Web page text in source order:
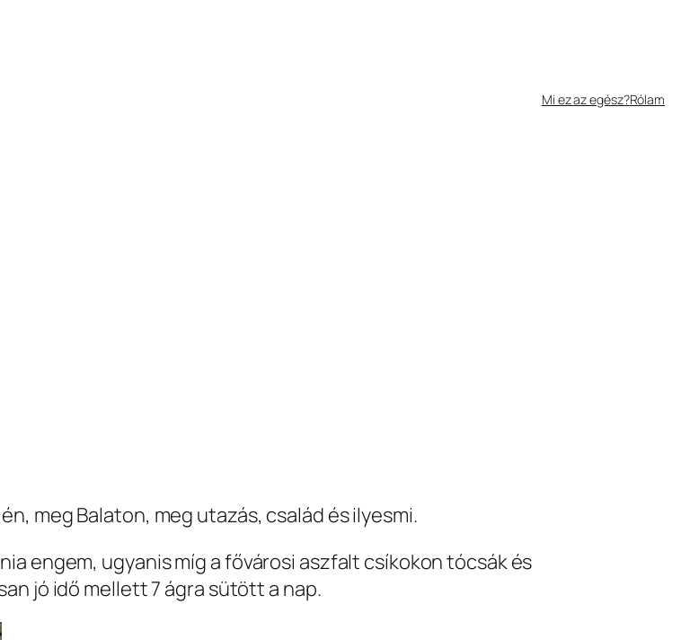
Mi ez az egész?Rólam
meg Balaton, meg utazás, család és ilyesmi.
engem, ugyanis míg a fővárosi aszfalt csíkokon tócsák és
jó idő mellett 7 ágra sütött a nap.